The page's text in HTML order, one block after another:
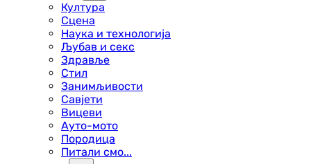
Култура
Сцена
Наука и технологија
Љубав и секс
Здравље
Стил
Занимљивости
Савјети
Вицеви
Ауто-мото
Породица
Питали смо...